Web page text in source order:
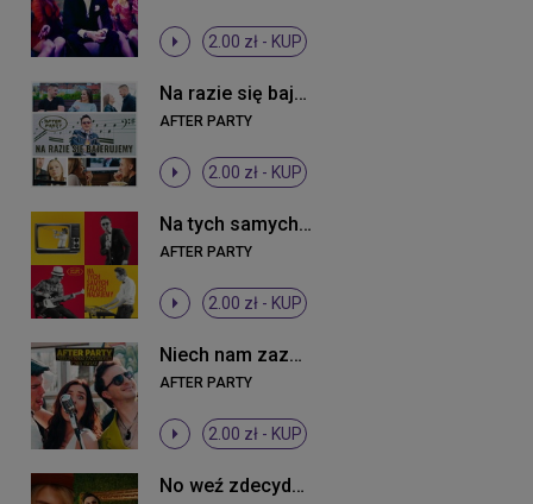
2.00 zł - KUP
Na razie się bajerujemy
AFTER PARTY
2.00 zł - KUP
Na tych samych falach nadajemy
AFTER PARTY
2.00 zł - KUP
Niech nam zazdrości cały świat
AFTER PARTY
2.00 zł - KUP
No weź zdecyduj się